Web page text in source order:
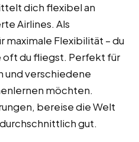
dich flexibel an
Airlines. Als
Flexibilität – du
oft du fliegst. Perfekt für
und verschiedene
möchten.
bereise die Welt
gut.